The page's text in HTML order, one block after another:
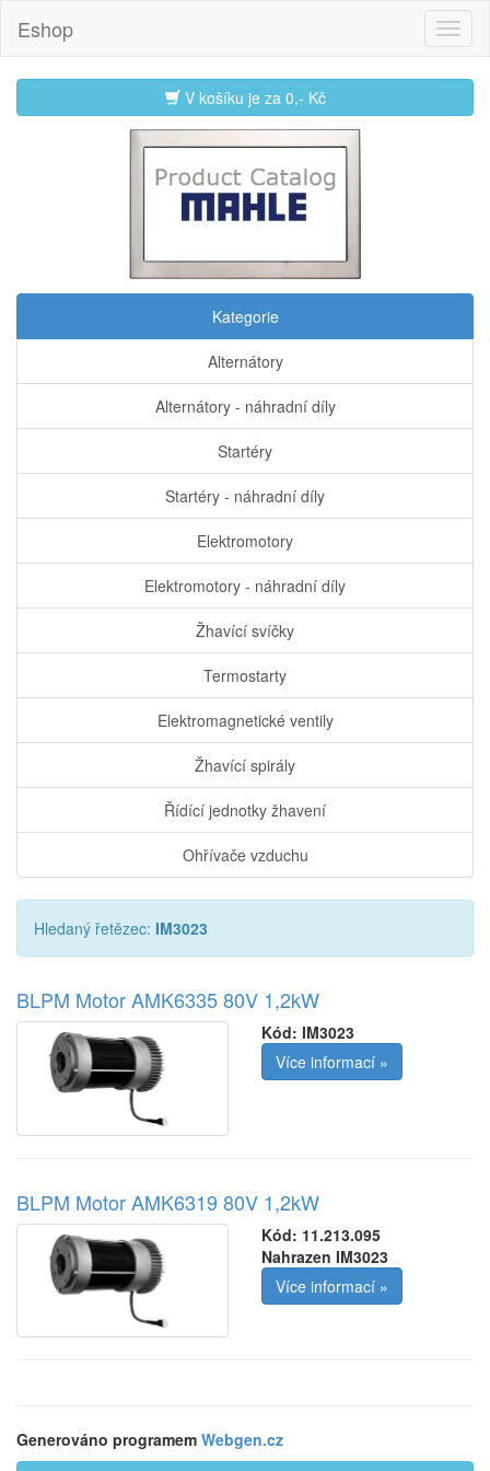
Eshop
V košíku je za 0,- Kč
Kategorie
Alternátory
Alternátory - náhradní díly
Startéry
Startéry - náhradní díly
Elektromotory
Elektromotory - náhradní díly
Žhavící svíčky
Termostarty
Elektromagnetické ventily
Žhavící spirály
Řídící jednotky žhavení
Ohřívače vzduchu
Hledaný řetězec: IM3023
BLPM Motor AMK6335 80V 1,2kW
Kód: IM3023
Více informací »
BLPM Motor AMK6319 80V 1,2kW
Kód: 11.213.095
Nahrazen IM3023
Více informací »
Generováno programem Webgen.cz